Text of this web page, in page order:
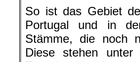
So ist das Gebiet
Portugal und in
Stämme, die noch
Diese stehen